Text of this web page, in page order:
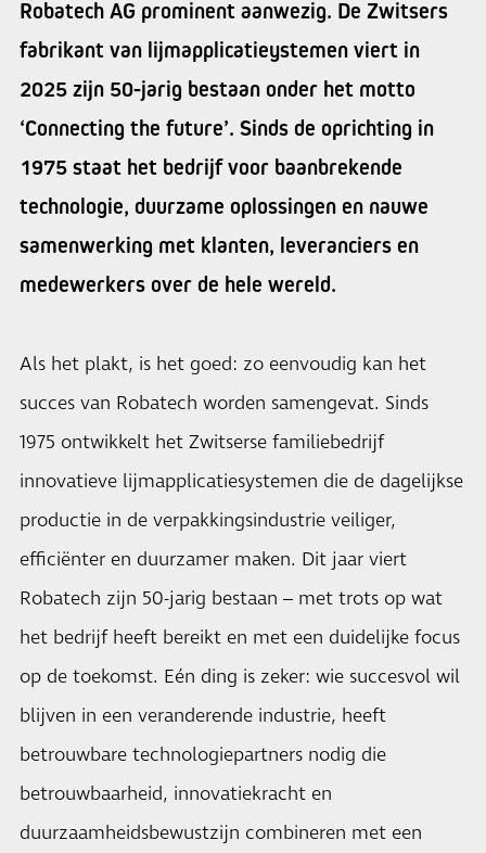
Robatech AG prominent aanwezig. De Zwitsers
fabrikant van lijmapplicatieystemen viert in
2025 zijn 50-jarig bestaan onder het motto
‘Connecting the future’. Sinds de oprichting in
1975 staat het bedrijf voor baanbrekende
technologie, duurzame oplossingen en nauwe
samenwerking met klanten, leveranciers en
medewerkers over de hele wereld.
Als het plakt, is het goed: zo eenvoudig kan het
succes van Robatech worden samengevat. Sinds
1975 ontwikkelt het Zwitserse familiebedrijf
innovatieve lijmapplicatiesystemen die de dagelijkse
productie in de verpakkingsindustrie veiliger,
efficiënter en duurzamer maken. Dit jaar viert
Robatech zijn 50-jarig bestaan – met trots op wat
het bedrijf heeft bereikt en met een duidelijke focus
op de toekomst. Eén ding is zeker: wie succesvol wil
blijven in een veranderende industrie, heeft
betrouwbare technologiepartners nodig die
betrouwbaarheid, innovatiekracht en
duurzaamheidsbewustzijn combineren met een